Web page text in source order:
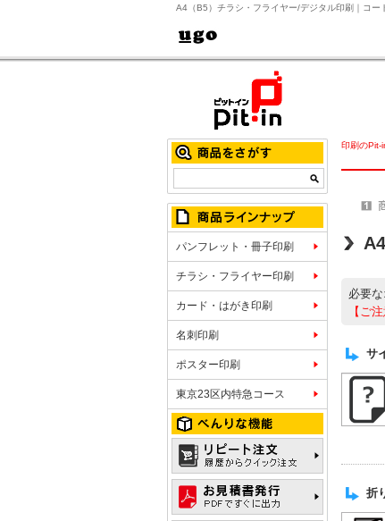
A4（B5）チラシ・フライヤー/デジタル印刷｜コ
パンフレット・冊子印刷
チラシ・フライヤー印刷
カード・はがき印刷
名刺印刷
ポスター印刷
東京23区内特急コース
印刷のPit-
必要
【ご注
サ
折